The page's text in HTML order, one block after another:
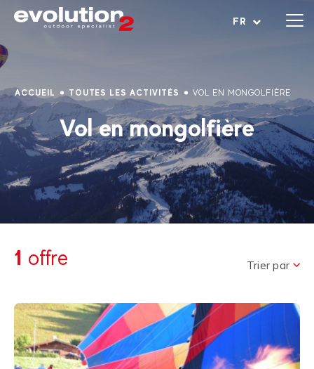
FR
Ouvrir le menu
ACCUEIL TOUTES LES ACTIVITÉS VOL EN MONGOLFIÈRE
Vol en mongolfière
...
1 offre Trier par